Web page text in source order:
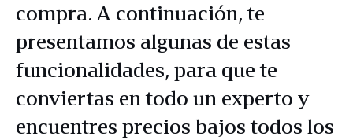
compra. A continuación, te
presentamos algunas de estas
funcionalidades, para que te
conviertas en todo un experto y
encuentres precios bajos todos los